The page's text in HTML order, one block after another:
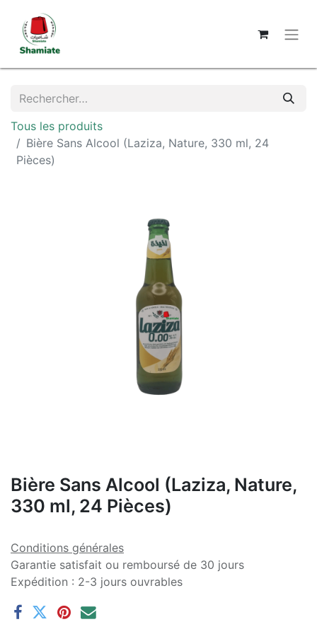
Tous les produits
Bière Sans Alcool (Laziza, Nature, 330 ml, 24
Pièces)
Bière Sans Alcool (Laziza, Nature,
330 ml, 24 Pièces)
Conditions générales
Garantie satisfait ou remboursé de 30 jours
Expédition : 2-3 jours ouvrables